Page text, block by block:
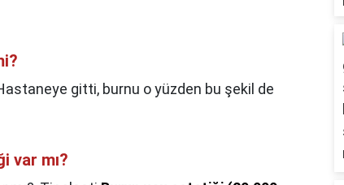
gitti, burnu o yüzden bu şekil de
var mı?